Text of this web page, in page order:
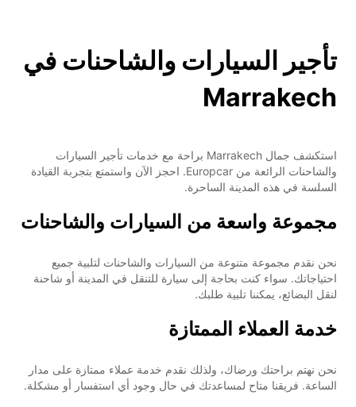
تأجير السيارات والشاحنات في
Marrakech
استكشف جمال Marrakech براحة مع خدمات تأجير السيارات
والشاحنات الرائعة من Europcar. احجز الآن واستمتع بتجربة القيادة
السلسة في هذه المدينة الساحرة.
مجموعة واسعة من السيارات والشاحنات
نحن نقدم مجموعة متنوعة من السيارات والشاحنات لتلبية جميع
احتياجاتك. سواء كنت بحاجة إلى سيارة للتنقل في المدينة أو شاحنة
لنقل البضائع، يمكننا تلبية طلبك.
خدمة العملاء الممتازة
نحن نهتم براحتك ورضاك، ولذلك نقدم خدمة عملاء ممتازة على مدار
الساعة. فريقنا متاح لمساعدتك في حال وجود أي استفسار أو مشكلة.